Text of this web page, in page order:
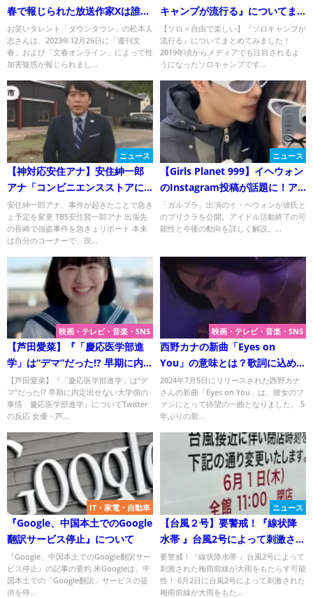
春で報じられた放送作家Xは誰？
吉田定夫で確定！
お笑いタレント「ダウンタウン」の松本人
志さんは、2023年12月26日に「週刊文
春」および「文春オンライン」によって性
加害疑惑が報じられまし...
キャンプが流行る』についてま
とめてみた
【ソロ＝自由で楽しい】『ソロキャンプが
流行る』についてまとめてみました！
2019年頃からメディアでも注目されるよ
うになったソロキャンプです...
ニュース
【神対応安住アナ】安住紳一郎
アナ「コンビニエンスストアに
強盗が入りまして」出張企画変
更し緊急の事件取材！
安住紳一郎アナ、事件が起きたことで急き
ょ予定を変更 TBS安住賢一郎アナ 出張先
の長崎で強盗事件を急きょリポート 本来
は自分のコーナーで、現...
ニュース
【Girls Planet 999】イヘウォン
のInstagram投稿が話題に！ア
イドル活動はどうなったのか？
「ガルプラ」出演のイ・ヘウォンが彼氏と
のプリクラを公開。アイドル活動終了の可
能性と今後の動向を詳しく解説。...
映画・テレビ・音楽・SNS
【芦田愛菜】『「慶応医学部進
学」は“デマ”だった!? 早期に内定
出せない大学側の事情 慶応医
学部進学』についてTwitterの反
応
【芦田愛菜】『「慶応医学部進学」は“デ
マ”だった!? 早期に内定出せない大学側の
事情 慶応医学部進学』についてTwitter
の反応 女優・芦...
映画・テレビ・音楽・SNS
西野カナの新曲「Eyes on
You」の意味とは？歌詞に込めら
れたメッセージを徹底解説！
2024年7月5日にリリースされた西野カナ
さんの新曲「Eyes on You」は、彼女のフ
ァンにとって待望の一曲となりました。 5
年ぶりの新...
IT・家電・自動車
『Google、中国本土でのGoogle
翻訳サービス停止』について
『Google、中国本土でのGoogle翻訳サー
ビス停止』の記事の要約 米Googleは、中
国本土での「Google翻訳」サービスの提
供を停...
ニュース
【台風２号】要警戒！『線状降
水帯 』台風2号によって刺激され
た梅雨前線が大雨をもたらす可
能性！
要警戒！『線状降水帯 』台風2号によって
刺激された梅雨前線が大雨をもたらす可能
性！ 6月2日に台風2号によって刺激された
梅雨前線が大雨をもた...